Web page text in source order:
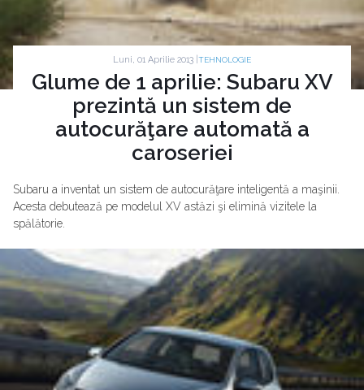
Luni, 01 Aprilie 2013 | TEHNOLOGIE
Glume de 1 aprilie: Subaru XV
prezintă un sistem de
autocurăţare automată a
caroseriei
Subaru a inventat un sistem de autocurăţare inteligentă a maşinii.
Acesta debutează pe modelul XV astăzi şi elimină vizitele la
spălătorie.